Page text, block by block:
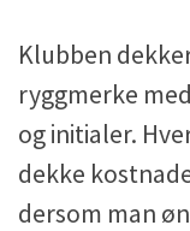
Klubben
ryggmerke
og initialer.
dekke
dersom man